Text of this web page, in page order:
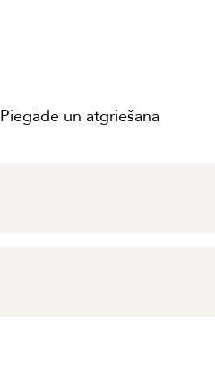
Piegāde un atgriešana